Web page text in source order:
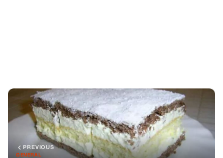
PREVIOUS
GENERAL